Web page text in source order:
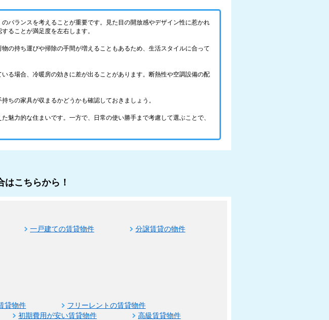
バランスを考えることが重要です。見た目の開放感やデザイン性に惹かれ
ることが満足度を左右します。
の持ち運びや掃除の手間が増えることもあるため、生活スタイルに合って
る場合、冷暖房の効きに差が出ることがあります。断熱性や空調設備の配
ちの家具が収まるかどうかも確認しておきましょう。
魅力的な住まいです。一方で、日常の使い勝手まで考慮して選ぶことで、
こちらから！
一戸建ての賃貸物件
分譲賃貸の物件
貸物件
フリーレントの賃貸物件
初期費用が安い賃貸物件
高級賃貸物件